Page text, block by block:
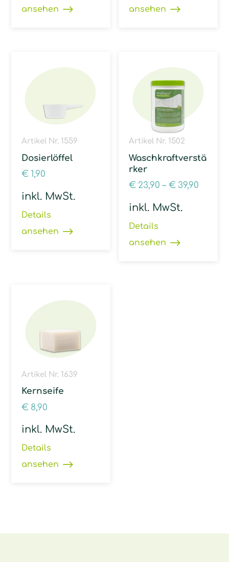
ansehen ansehen
Artikel Nr. 1559
Dosierlöffel
€ 1,90
inkl. MwSt.
Details
ansehen
Artikel Nr. 1502
Waschkraftverstä
rker
€ 23,90 –€ 39,90
inkl. MwSt.
Details
ansehen
Artikel Nr. 1639
Kernseife
€ 8,90
inkl. MwSt.
Details
ansehen